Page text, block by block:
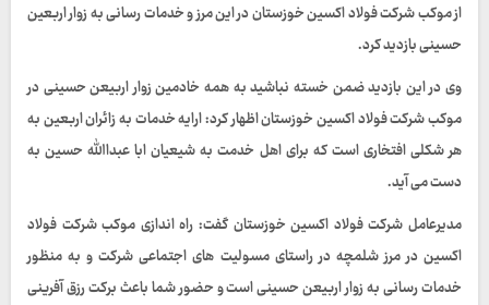
از موکب شرکت فولاد اکسین خوزستان در این مرز و خدمات رسانی به زوار اربعین
حسینی بازدید کرد.
وی در این بازدید ضمن خسته نباشید به همه خادمین زوار اربیعن حسینی در
موکب شرکت فولاد اکسین خوزستان اظهار کرد: ارایه خدمات به زائران اربعین به
هر شکلی افتخاری است که برای اهل خدمت به شیعیان ابا عبداالله حسین به
دست می آيد.
مدیرعامل شرکت فولاد اکسین خوزستان گفت: راه اندازی موکب شرکت فولاد
اکسین در مرز شلمچه در راستای مسولیت های اجتماعی شرکت و به منظور
خدمات رسانی به زوار اربیعن حسینی است و حضور شما باعث برکت رزق آفرینی